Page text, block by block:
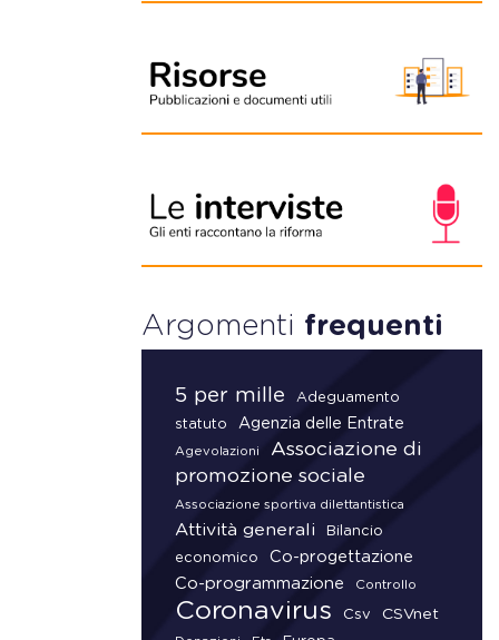
Argomenti frequenti
5 per mille
Adeguamento
statuto
Agenzia delle Entrate
Agevolazioni
Associazione di
promozione sociale
Associazione sportiva dilettantistica
Attività generali
Bilancio
economico
Co-progettazione
Co-programmazione
Controllo
Coronavirus Csv CSVnet